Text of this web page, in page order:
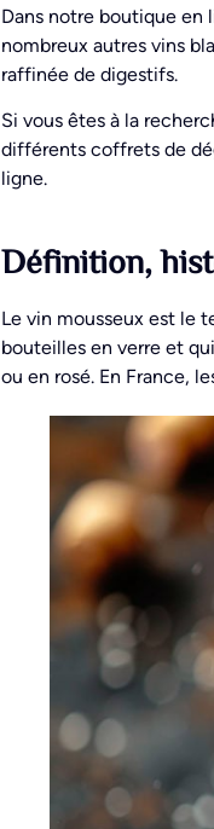
Dans notre boutique en
nombreux autres vins
raffinée de digestifs.
Si vous êtes à la
différents coffrets de
ligne.
Définition,
Le vin mousseux est le
bouteilles en verre et
ou en rosé. En France,